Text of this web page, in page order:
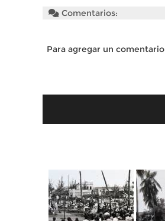
Comentarios:
Para agregar un comentario